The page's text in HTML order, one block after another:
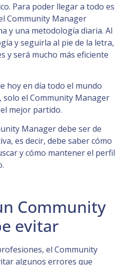
Para poder llegar a todo es
Community Manager
y una metodología diaria. Al
y seguirla al pie de la letra,
y será mucho más eficiente
en día todo el mundo
solo el Community Manager
mejor partido.
Manager debe ser de
es decir, debe saber cómo
y cómo mantener el perfil
Community
evitar
el Community
algunos errores que